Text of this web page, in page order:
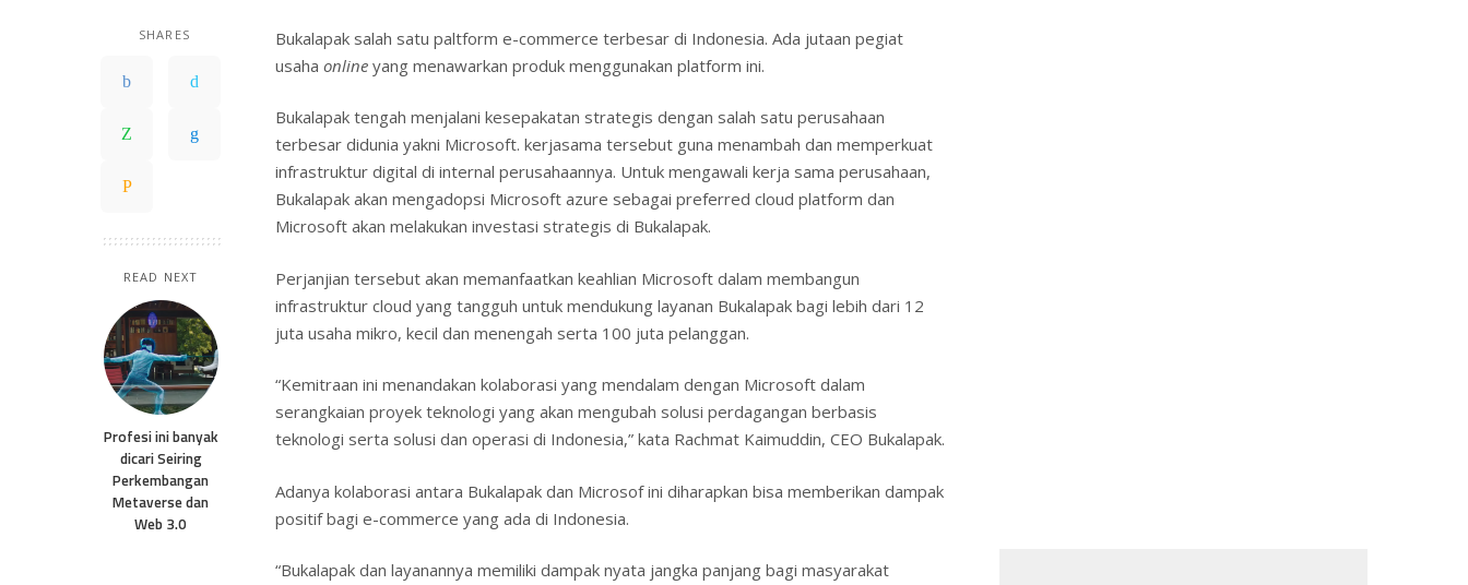
SHARES
READ NEXT
Profesi ini banyak
dicari Seiring
Perkembangan
Metaverse dan
Web 3.0
Bukalapak salah satu paltform e-commerce terbesar di Indonesia. Ada jutaan pegiat
usaha online yang menawarkan produk menggunakan platform ini.
Bukalapak tengah menjalani kesepakatan strategis dengan salah satu perusahaan
terbesar didunia yakni Microsoft. kerjasama tersebut guna menambah dan memperkuat
infrastruktur digital di internal perusahaannya. Untuk mengawali kerja sama perusahaan,
Bukalapak akan mengadopsi Microsoft azure sebagai preferred cloud platform dan
Microsoft akan melakukan investasi strategis di Bukalapak.
Perjanjian tersebut akan memanfaatkan keahlian Microsoft dalam membangun
infrastruktur cloud yang tangguh untuk mendukung layanan Bukalapak bagi lebih dari 12
juta usaha mikro, kecil dan menengah serta 100 juta pelanggan.
“Kemitraan ini menandakan kolaborasi yang mendalam dengan Microsoft dalam
serangkaian proyek teknologi yang akan mengubah solusi perdagangan berbasis
teknologi serta solusi dan operasi di Indonesia,” kata Rachmat Kaimuddin, CEO Bukalapak.
Adanya kolaborasi antara Bukalapak dan Microsof ini diharapkan bisa memberikan dampak
positif bagi e-commerce yang ada di Indonesia.
“Bukalapak dan layanannya memiliki dampak nyata jangka panjang bagi masyarakat